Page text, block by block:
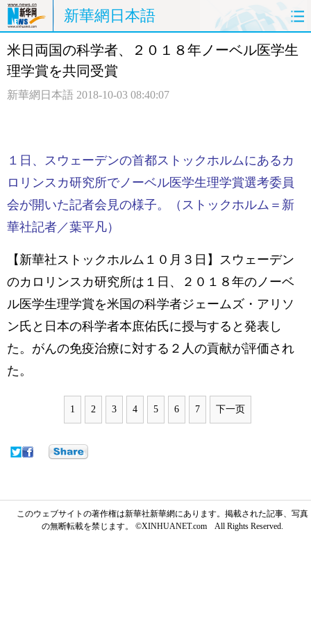
新華網日本語
ホームページ 政治 経済
中日対訳
米日両国の科学者、２０１８年ノーベル医学生
理学賞を共同受賞
新華網日本語 2018-10-03 08:40:07
１日、スウェーデンの首都ストックホルムにあるカ
ロリンスカ研究所でノーベル医学生理学賞選考委員
会が開いた記者会見の様子。（ストックホルム＝新
華社記者／葉平凡）
【新華社ストックホルム１０月３日】スウェーデン
のカロリンスカ研究所は１日、２０１８年のノーベ
ル医学生理学賞を米国の科学者ジェームズ・アリソ
ン氏と日本の科学者本庶佑氏に授与すると発表し
た。がんの免疫治療に対する２人の貢献が評価され
た。
1 2 3 4 5 6 7 下一页
このウェブサイトの著作権は新華社新華網にあります。掲載された記事、写真
の無断転載を禁じます。 ©XINHUANET.com All Rights Reserved.